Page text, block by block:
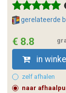
gerelateerde
€ 8.8
in
zelf afhalen
naar